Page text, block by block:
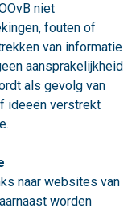
niet
fouten of
van informatie
aansprakelijkheid
als gevolg van
ideeën verstrekt
naar websites van
worden